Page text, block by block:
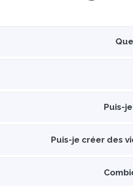
Puis-
Puis-je créer des